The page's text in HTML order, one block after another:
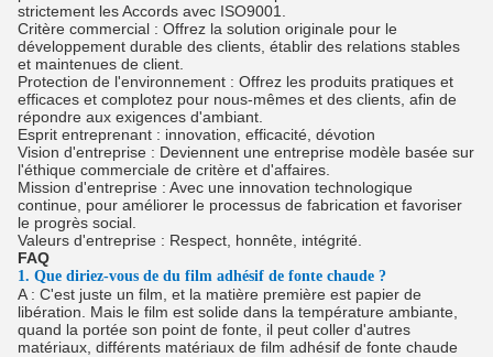
strictement les Accords avec ISO9001.
Critère commercial : Offrez la solution originale pour le
développement durable des clients, établir des relations stables
et maintenues de client.
Protection de l'environnement : Offrez les produits pratiques et
efficaces et complotez pour nous-mêmes et des clients, afin de
répondre aux exigences d'ambiant.
Esprit entreprenant : innovation, efficacité, dévotion
Vision d'entreprise : Deviennent une entreprise modèle basée sur
l'éthique commerciale de critère et d'affaires.
Mission d'entreprise : Avec une innovation technologique
continue, pour améliorer le processus de fabrication et favoriser
le progrès social.
Valeurs d'entreprise : Respect, honnête, intégrité.
FAQ
1. Que diriez-vous de du film adhésif de fonte chaude ?
A : C'est juste un film, et la matière première est papier de
libération. Mais le film est solide dans la température ambiante,
quand la portée son point de fonte, il peut coller d'autres
matériaux, différents matériaux de film adhésif de fonte chaude